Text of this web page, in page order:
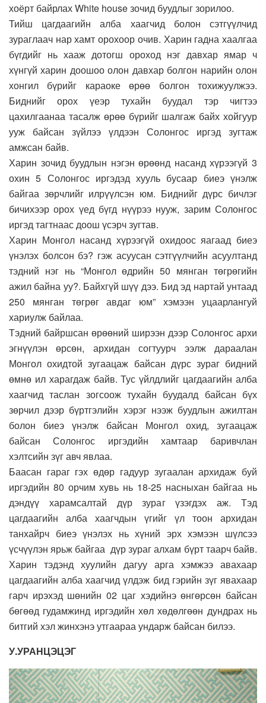
хоёрт байрлах White house зочид буудлыг зорилоо.
Тийш цагдаагийн алба хаагчид болон сэтгүүлчид
зураглаач нар хамт орохоор очив. Харин гадна хаалгаа
бүгдийг нь хааж дотогш ороход нэг давхар ямар ч
хүнгүй харин доошоо олон давхар болгон нарийн олон
хонгил бүрийг караоке өрөө болгон тохижуулжээ.
Биднийг орох үеэр тухайн буудал тэр чигтээ
цахилгаанаа тасалж өрөө бүрийг шалгаж байх хойгуур
ууж байсан зүйлээ үлдээн Солонгос иргэд зугтаж
амжсан байв.
Харин зочид буудлын нэгэн өрөөнд насанд хүрээгүй 3
охин 5 Солонгос иргэдэд хууль бусаар биеэ үнэлж
байгаа зөрчлийг илрүүлсэн юм. Биднийг дүрс бичлэг
бичихээр орох үед бүгд нүүрээ нууж, зарим Солонгос
иргэд тагтнаас доош үсэрч зугтав.
Харин Монгол насанд хүрээгүй охидоос яагаад биеэ
үнэлэх болсон бэ? гэж асуусан сэтгүүлчийн асуултанд
тэдний нэг нь “Монгол өдрийн 50 мянган төгрөгийн
ажил байна уу?. Байхгүй шүү дээ. Бид эд нартай унтаад
250 мянган төгрөг авдаг юм” хэмээн уцаарлангуй
хариулж байлаа.
Тэдний байршсан өрөөний ширээн дээр Солонгос архи
эгнүүлэн өрсөн, архидан согтуурч ээлж дараалан
Монгол охидтой зугаацаж байсан дүрс зураг бидний
өмнө ил харагдаж байв. Тус үйлдлийг цагдаагийн алба
хаагчид таслан зогсоож тухайн буудалд байсан бүх
зөрчил дээр бүртгэлийн хэрэг нээж буудлын ажилтан
болон биеэ үнэлж байсан Монгол охид, зугаацаж
байсан Солонгос иргэдийн хамтаар баривчлан
хэлтсийн зүг авч явлаа.
Баасан гараг гэх өдөр гадуур зугаалан архидаж буй
иргэдийн 80 орчим хувь нь 18-25 насныхан байгаа нь
дэндүү харамсалтай дүр зураг үзэгдэх аж. Тэд
цагдаагийн алба хаагчдын үгийг үл тоон архидан
танхайрч биеэ үнэлэх нь хүний эрх хэмээн шүлсээ
үсчүүлэн ярьж байгаа дүр зураг алхам бүрт таарч байв.
Харин тэдэнд хуулийн дагуу арга хэмжээ авахаар
цагдаагийн алба хаагчид үлдэж бид гэрийн зүг явахаар
гарч ирэхэд шөнийн 02 цаг хэдийнэ өнгөрсөн байсан
бөгөөд гудамжинд иргэдийн хөл хөдөлгөөн дундрах нь
битгий хэл жинхэнэ утгаараа ундарж байсан билээ.
У.УРАНЦЭЦЭГ